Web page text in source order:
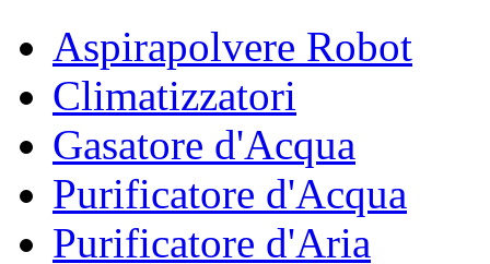
Aspirapolvere Robot
Climatizzatori
Gasatore d'Acqua
Purificatore d'Acqua
Purificatore d'Aria